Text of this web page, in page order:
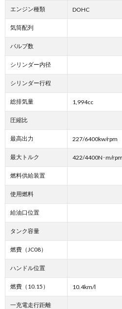
エンジン種類 DOHC
気筒配列
バルブ数
シリンダー内径
シリンダー行程
総排気量 1,994cc
圧縮比
最高出力 227/6400kw/rpm
最大トルク 422/4400N･m/rpm
燃料供給装置
使用燃料
給油口位置
タンク容量
燃費（JC08）
ハンドル位置
燃費（10.15） 10.4km/l
一充電走行距離